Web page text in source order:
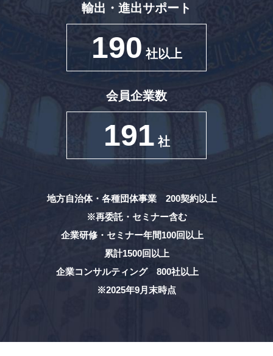
輸出・進出サポート
190 社以上
会員企業数
191 社
地方自治体・各種団体事業 200契約以上
※再委託・セミナー含む
企業研修・セミナー年間100回以上
累計1500回以上
企業コンサルティング 800社以上
※2025年9月末時点